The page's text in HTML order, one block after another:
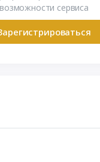
возможности сервиса